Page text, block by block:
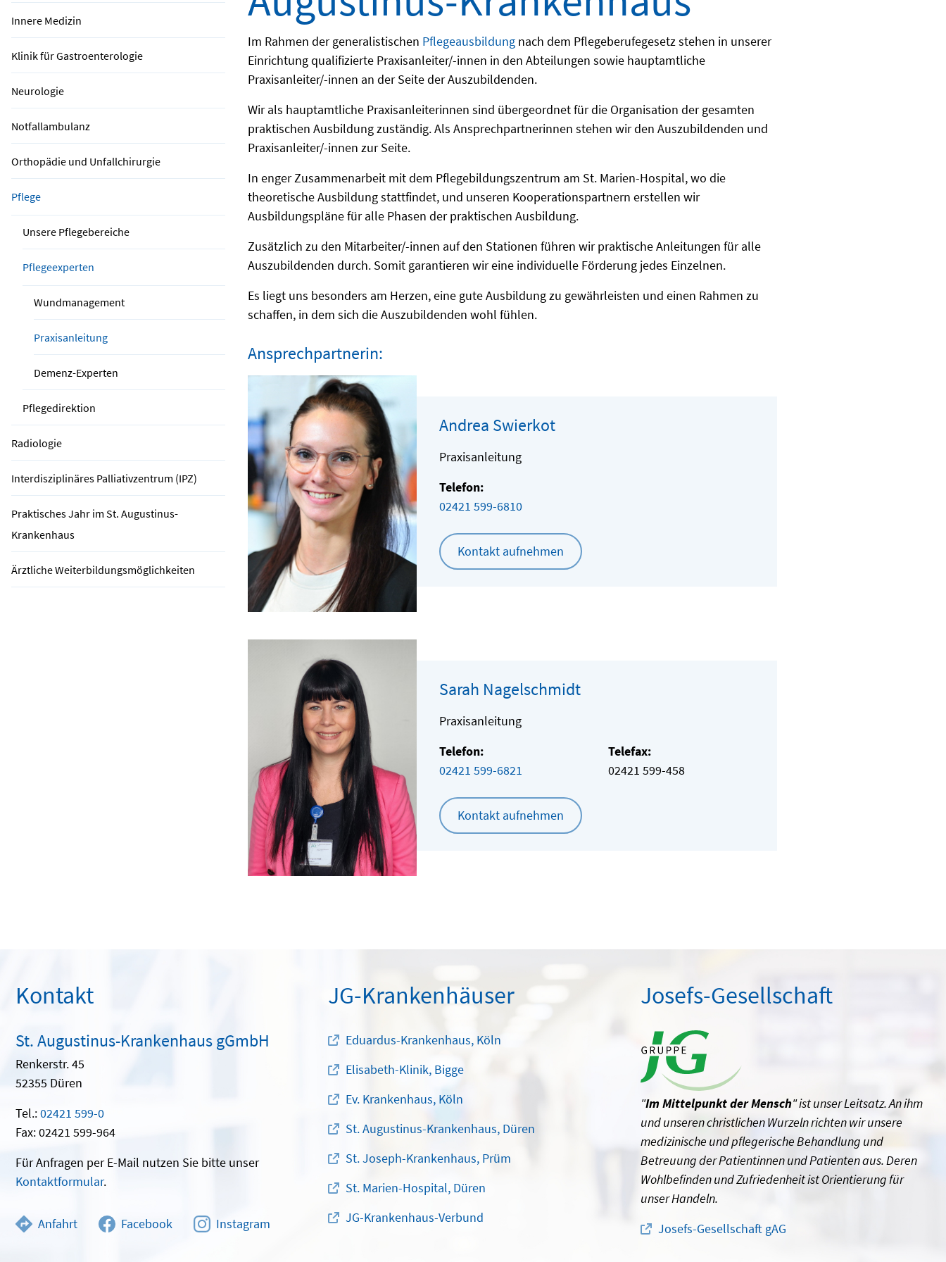
Innere Medizin
Klinik für Gastroenterologie
Neurologie
Notfallambulanz
Orthopädie und Unfallchirurgie
Pflege
Unsere Pflegebereiche
Pflegeexperten
Wundmanagement
Praxisanleitung
Demenz-Experten
Pflegedirektion
Radiologie
Interdisziplinäres Palliativzentrum (IPZ)
Praktisches Jahr im St. Augustinus-
Krankenhaus
Ärztliche Weiterbildungsmöglichkeiten
Im Rahmen der generalistischen Pflegeausbildung nach dem Pflegeberufegesetz stehen in unserer
Einrichtung qualifizierte Praxisanleiter/-innen in den Abteilungen sowie hauptamtliche
Praxisanleiter/-innen an der Seite der Auszubildenden.
Wir als hauptamtliche Praxisanleiterinnen sind übergeordnet für die Organisation der gesamten
praktischen Ausbildung zuständig. Als Ansprechpartnerinnen stehen wir den Auszubildenden und
Praxisanleiter/-innen zur Seite.
In enger Zusammenarbeit mit dem Pflegebildungszentrum am St. Marien-Hospital, wo die
theoretische Ausbildung stattfindet, und unseren Kooperationspartnern erstellen wir
Ausbildungspläne für alle Phasen der praktischen Ausbildung.
Zusätzlich zu den Mitarbeiter/-innen auf den Stationen führen wir praktische Anleitungen für alle
Auszubildenden durch. Somit garantieren wir eine individuelle Förderung jedes Einzelnen.
Es liegt uns besonders am Herzen, eine gute Ausbildung zu gewährleisten und einen Rahmen zu
schaffen, in dem sich die Auszubildenden wohl fühlen.
Ansprechpartnerin:
Andrea Swierkot
Praxisanleitung
Telefon:
02421 599-6810
Kontakt aufnehmen
Sarah Nagelschmidt
Praxisanleitung
Telefon:
02421 599-6821
Telefax:
02421 599-458
Kontakt aufnehmen
Kontakt
St. Augustinus-Krankenhaus gGmbH
Renkerstr. 45
52355 Düren
Tel.:02421 599-0
Fax: 02421 599-964
Für Anfragen per E-Mail nutzen Sie bitte unser
Kontaktformular.
Anfahrt Facebook Instagram
JG-Krankenhäuser
Eduardus-Krankenhaus, Köln
Elisabeth-Klinik, Bigge
Ev. Krankenhaus, Köln
St. Augustinus-Krankenhaus, Düren
St. Joseph-Krankenhaus, Prüm
St. Marien-Hospital, Düren
JG-Krankenhaus-Verbund
Josefs-Gesellschaft
"Im Mittelpunkt der Mensch" ist unser Leitsatz. An ihm
und unseren christlichen Wurzeln richten wir unsere
medizinische und pflegerische Behandlung und
Betreuung der Patientinnen und Patienten aus. Deren
Wohlbefinden und Zufriedenheit ist Orientierung für
unser Handeln.
Josefs-Gesellschaft gAG